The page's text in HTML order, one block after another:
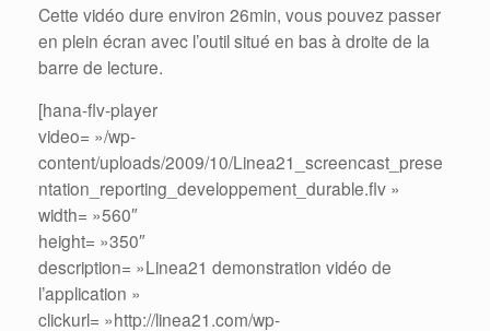
Cette vidéo dure environ 26min, vous pouvez passer
en plein écran avec l’outil situé en bas à droite de la
barre de lecture.
[hana-flv-player
video= »/wp-
content/uploads/2009/10/Linea21_screencast_prese
ntation_reporting_developpement_durable.flv »
width= »560″
height= »350″
description= »Linea21 demonstration vidéo de
l’application »
clickurl= »http://linea21.com/wp-